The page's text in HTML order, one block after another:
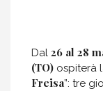
Dal 26 al 28
(TO) ospiterà
Freisa”: tre